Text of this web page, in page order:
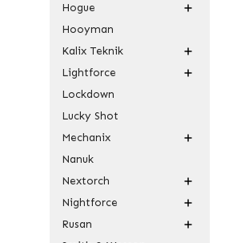
Hogue
Hooyman
Kalix Teknik
Lightforce
Lockdown
Lucky Shot
Mechanix
Nanuk
Nextorch
Nightforce
Rusan